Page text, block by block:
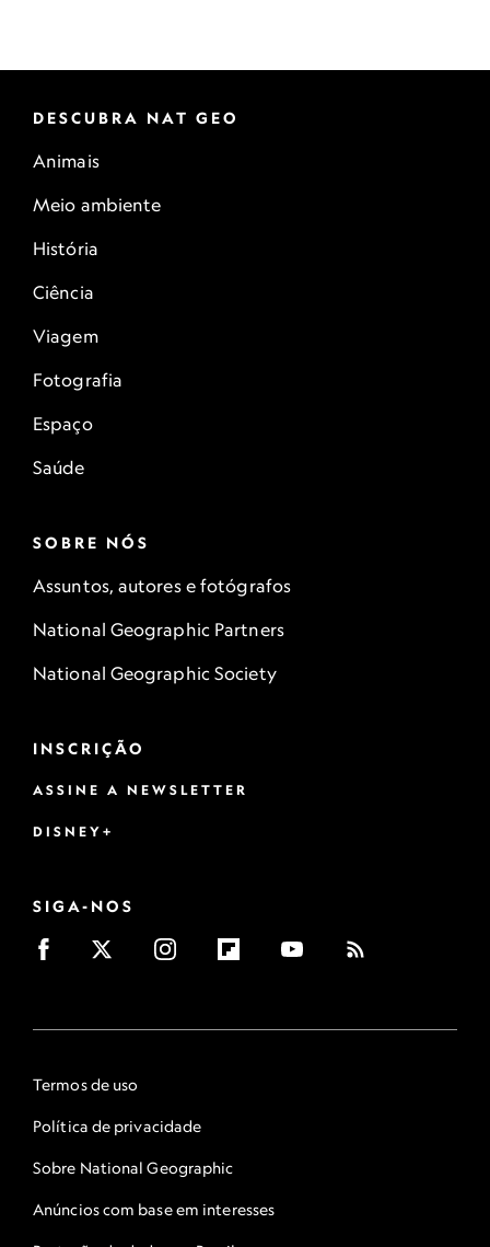
DESCUBRA NAT GEO
Animais
Meio ambiente
História
Ciência
Viagem
Fotografia
Espaço
Saúde
SOBRE NÓS
Assuntos, autores e fotógrafos
National Geographic Partners
National Geographic Society
INSCRIÇÃO
ASSINE A NEWSLETTER
DISNEY+
SIGA-NOS
Termos de uso
Política de privacidade
Sobre National Geographic
Anúncios com base em interesses